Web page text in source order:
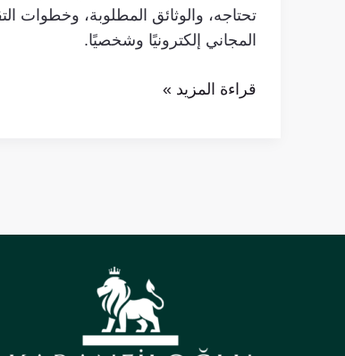
تحتاجه، والوثائق المطلوبة، وخطوات
المجاني إلكترونيًا وشخصيًا.
قراءة المزيد »